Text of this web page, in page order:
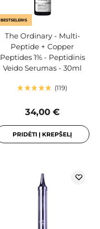
BESTSELERIS
The Ordinary - Multi-
Peptide + Copper
Peptides 1% - Peptidinis
Veido Serumas - 30ml
119
34,00 €
PRIDĖTI Į KREPŠELĮ